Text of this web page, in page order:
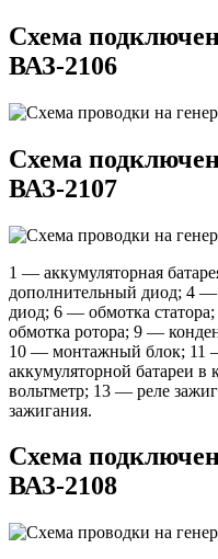
Схема
ВАЗ-2106
Схема
ВАЗ-2107
1 — аккумуляторная
дополнительный диод; 4
диод; 6 — обмотка
обмотка ротора; 9 —
10 — монтажный блок; 11
аккумуляторной батареи
вольтметр; 13 — реле
зажигания.
Схема
ВАЗ-2108